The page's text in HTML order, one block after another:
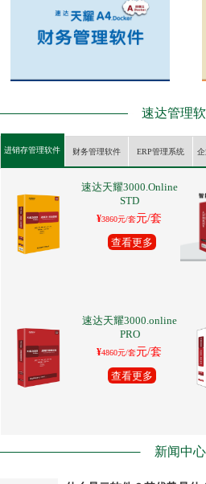
速达管理
进销存管理软件 财务管理软件 ERP管理系统
速达天耀3000.Online
STD
¥3860元/套元/套
查看更多
速达天耀3000.online
PRO
¥4860元/套元/套
查看更多
新闻中心